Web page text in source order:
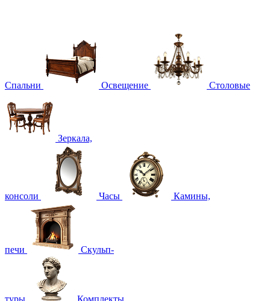
Спальни Освещение Столовые
Зеркала,
консоли Часы Камины,
печи Скульп-
туры Комплекты,